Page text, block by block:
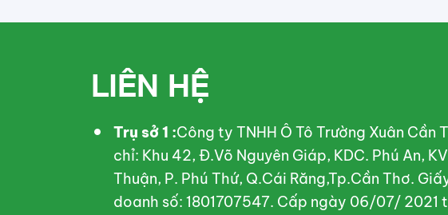
LIÊN HỆ
Trụ sở 1 :Công ty TNHH Ô Tô Trường Xuân Cần
chỉ: Khu 42, Đ.Võ Nguyên Giáp, KDC. Phú An,
Thuận, P. Phú Thứ, Q.Cái Răng,Tp.Cần Thơ.
doanh số: 1801707547. Cấp ngày 06/07/ 2021